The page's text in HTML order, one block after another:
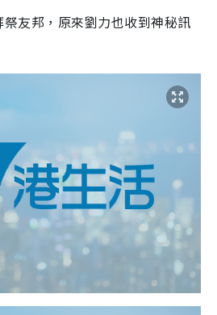
友邦，原來劉力也收到神秘訊